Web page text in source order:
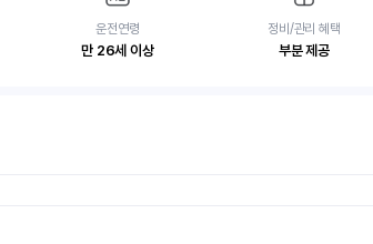
운전연령
만 26세 이상
정비/관리 혜택
부분 제공